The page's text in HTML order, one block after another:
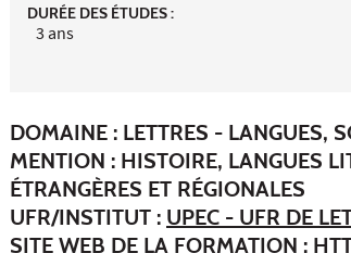
DURÉE DES ÉTUDES :
3 ans
DOMAINE : LETTRES - LANGUES,
MENTION : HISTOIRE, LANGUES
ÉTRANGÈRES ET RÉGIONALES
UFR/INSTITUT : UPEC - UFR DE
SITE WEB DE LA FORMATION :